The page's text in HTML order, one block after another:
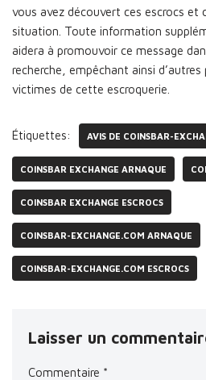
vous avez découvert ces escrocs et
situation. Toute information
aidera à promouvoir ce message
recherche, empêchant ainsi
victimes de cette escroquerie.
Étiquettes: AVIS DE COINSBAR-
COINSBAR EXCHANGE ARNAQUE
COINSBAR EXCHANGE ESCROCS
COINSBAR-EXCHANGE.COM ARNAQUE
COINSBAR-EXCHANGE.COM ESCROCS
Laisser un
Commentaire *